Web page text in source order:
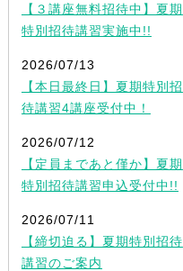
【３講座無料招待中】夏期
特別招待講習実施中!!
2026/07/13
【本日最終日】夏期特別招
待講習4講座受付中！
2026/07/12
【定員まであと僅か】夏期
特別招待講習申込受付中!!
2026/07/11
【締切迫る】夏期特別招待
講習のご案内